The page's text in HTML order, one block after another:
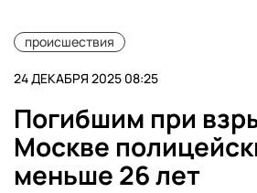
происшествия
24 ДЕКАБРЯ 2025 08:25
Погибшим при
Москве
меньше 26 лет